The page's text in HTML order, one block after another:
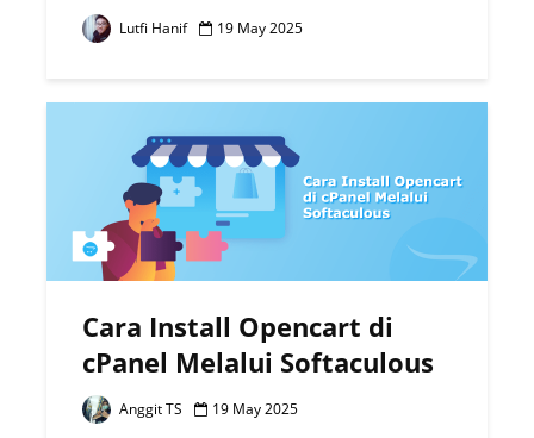
Lutfi Hanif 19 May 2025
Cara Install Opencart di
cPanel Melalui Softaculous
Anggit TS 19 May 2025